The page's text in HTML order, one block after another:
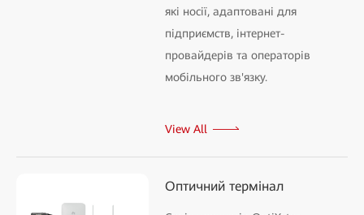
які носії, адаптовані для
підприємств, інтернет-
провайдерів та операторів
мобільного зв'язку.
View All
Оптичний термінал